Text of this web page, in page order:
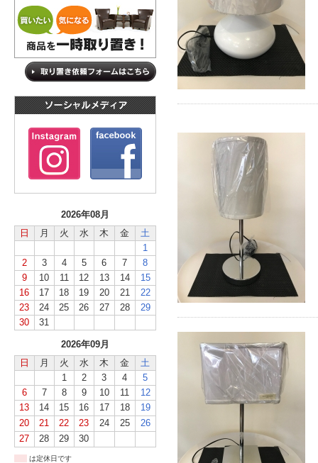
2026年08月
日
月 火 水 木 金
土
1
2
3 4 5 6 7
8
9
10 11 12 13 14
15
16
17 18 19 20 21
22
23
24 25 26 27 28
29
30
31
2026年09月
日
月 火 水 木 金
土
1
2 3 4
5
6
7 8 9 10 11
12
13
14 15 16 17 18
19
20
21 22 23 24 25
26
27
28 29 30
は定休日です